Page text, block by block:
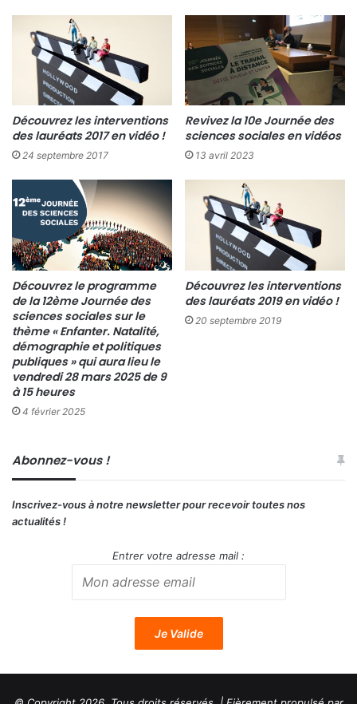
Découvrez les interventions
des lauréats 2017 en vidéo !
24 septembre 2017
Revivez la 10e Journée des
sciences sociales en vidéos
13 avril 2023
Découvrez le programme
de la 12ème Journée des
sciences sociales sur le
thème « Enfanter. Natalité,
démographie et politiques
publiques » qui aura lieu le
vendredi 28 mars 2025 de 9
à 15 heures
4 février 2025
Découvrez les interventions
des lauréats 2019 en vidéo !
20 septembre 2019
Abonnez-vous !
Inscrivez-vous à notre newsletter pour recevoir toutes nos
actualités !
Entrer votre adresse mail :